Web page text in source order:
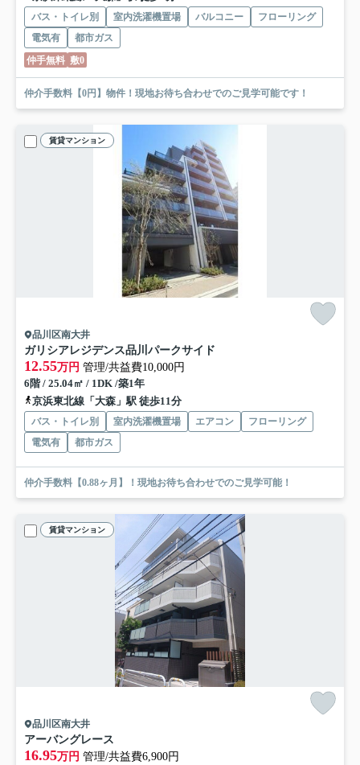
バス・トイレ別 室内洗濯機置場 バルコニー
フローリング
電気有
都市ガス
仲手無料 敷0
仲介手数料【0円】物件！現地お待ち合わせでのご見学可能です！
賃貸マンション
品川区南大井
ガリシアレジデンス品川パークサイド
12.55万円 管理/共益費10,000円
6階 / 25.04㎡ / 1DK /築1年
京浜東北線「大森」駅 徒歩11分
バス・トイレ別 室内洗濯機置場 エアコン
フローリング
電気有
都市ガス
仲介手数料【0.88ヶ月】！現地お待ち合わせでのご見学可能！
賃貸マンション
品川区南大井
アーバングレース
16.95万円 管理/共益費6,900円